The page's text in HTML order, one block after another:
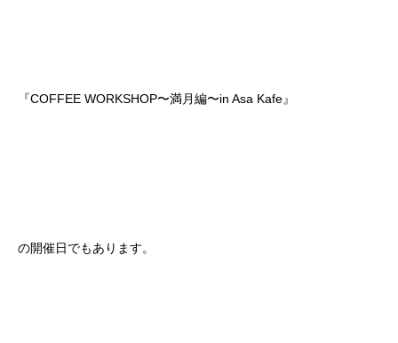
『COFFEE WORKSHOP〜満月編〜in Asa Kafe』
の開催日でもあります。